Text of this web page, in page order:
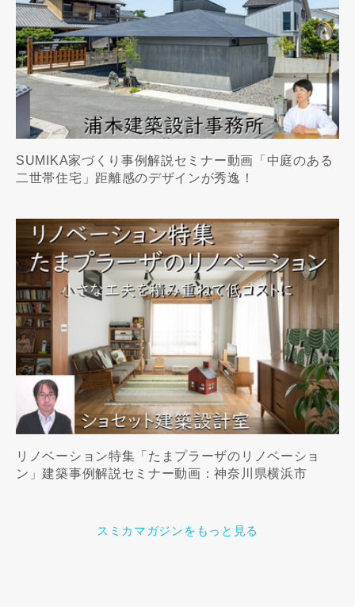
SUMIKA家づくり事例解説セミナー動画「中庭のある
二世帯住宅」距離感のデザインが秀逸！
リノベーション特集「たまプラーザのリノベーショ
ン」建築事例解説セミナー動画：神奈川県横浜市
スミカマガジンをもっと見る